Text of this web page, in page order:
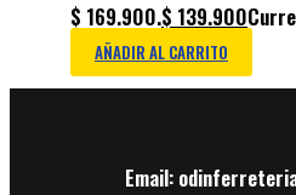
$ 169.900.$ 139.900
AÑADIR AL CARRITO
Email: